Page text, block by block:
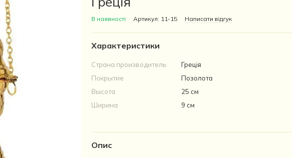
В наявності Артикул: 11-15 Написати відгук
Характеристики
Страна производитель
Греція
Покрытие
Позолота
Высота
25 см
Ширина
9 см
Опис